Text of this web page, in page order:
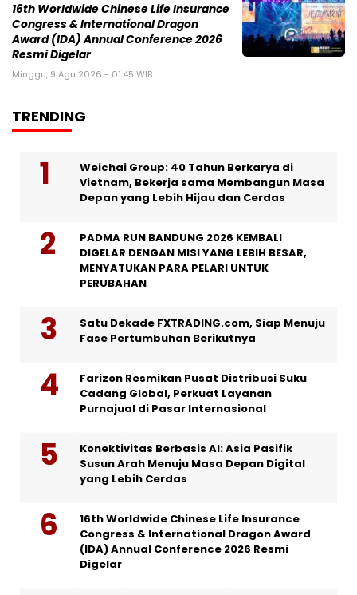
16th Worldwide Chinese Life Insurance
Congress & International Dragon
Award (IDA) Annual Conference 2026
Resmi Digelar
Minggu, 9 Agu 2026 - 01:45 WIB
TRENDING
Weichai Group: 40 Tahun Berkarya di
Vietnam, Bekerja sama Membangun Masa
Depan yang Lebih Hijau dan Cerdas
PADMA RUN BANDUNG 2026 KEMBALI
DIGELAR DENGAN MISI YANG LEBIH BESAR,
MENYATUKAN PARA PELARI UNTUK
PERUBAHAN
Satu Dekade FXTRADING.com, Siap Menuju
Fase Pertumbuhan Berikutnya
Farizon Resmikan Pusat Distribusi Suku
Cadang Global, Perkuat Layanan
Purnajual di Pasar Internasional
Konektivitas Berbasis AI: Asia Pasifik
Susun Arah Menuju Masa Depan Digital
yang Lebih Cerdas
16th Worldwide Chinese Life Insurance
Congress & International Dragon Award
(IDA) Annual Conference 2026 Resmi
Digelar